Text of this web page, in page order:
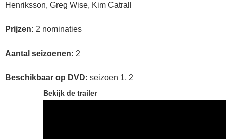
Henriksson, Greg Wise, Kim Catrall
Prijzen: 2 nominaties
Aantal seizoenen: 2
Beschikbaar op DVD: seizoen 1, 2
Bekijk de trailer